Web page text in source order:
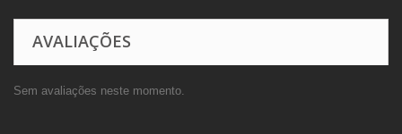
AVALIAÇÕES
Sem avaliações neste momento.